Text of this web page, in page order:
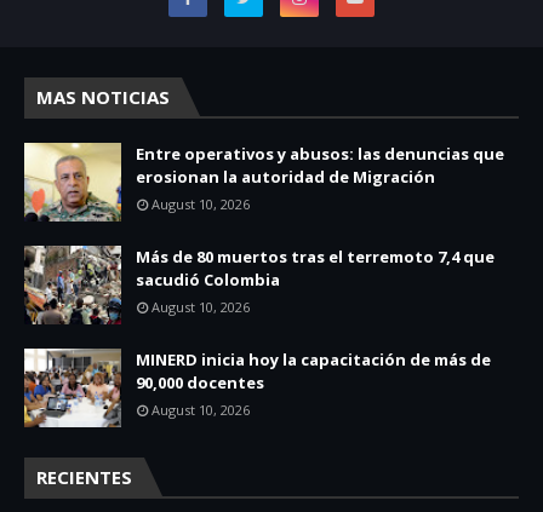
MAS NOTICIAS
Entre operativos y abusos: las denuncias que
erosionan la autoridad de Migración
August 10, 2026
Más de 80 muertos tras el terremoto 7,4 que
sacudió Colombia
August 10, 2026
MINERD inicia hoy la capacitación de más de
90,000 docentes
August 10, 2026
RECIENTES